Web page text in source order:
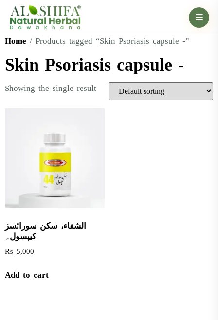
Home / Products tagged “Skin Psoriasis capsule -”
Skin Psoriasis capsule -
Showing the single result
الشفاء، سکن سورائسز
کیپسول۔
₨ 5,000
Add to cart